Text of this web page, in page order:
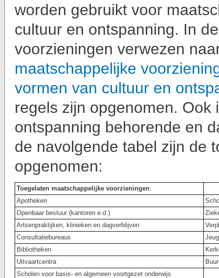
worden gebruikt voor
cultuur en ontspanning. In
voorzieningen verwezen
maatschappelijke
vormen van cultuur en
regels zijn opgenomen.
ontspanning behorende en
de navolgende tabel zijn de
opgenomen:
Toegelaten maatschappelijke voorzieningen:
Apotheken
Openbaar bestuur (kantoren e.d.)
Artsenpraktijken, klinieken en dagverblijven
Consultatiebureaus
Bibliotheken
Uitvaartcentra
Scholen voor basis- en algemeen voortgezet onderwijs